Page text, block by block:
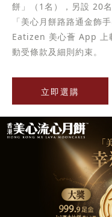
餅」（1名），另設 20
「美心月餅路路通金飾
Eatizen 美心薈 App 上
動受條款及細則約束。
立即選購